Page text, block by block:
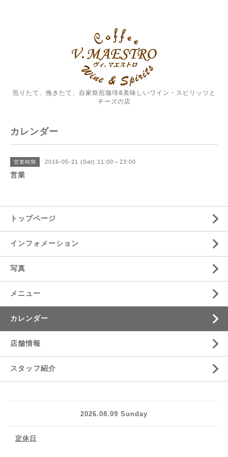
煎りたて、挽きたて、自家焙煎珈琲&美味しいワイン・スピリッツと
チーズの店
カレンダー
営業時間 2016-05-21 (Sat) 11:00～23:00
営業
トップページ
インフォメーション
写真
メニュー
カレンダー
店舗情報
スタッフ紹介
2026.08.09 Sunday
定休日